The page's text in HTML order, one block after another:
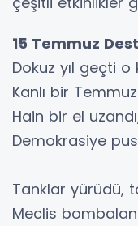
15 Temmuz
Dokuz yıl geçti
Kanlı bir
Hain bir el
Demokrasiye
Tanklar yürüdü,
Meclis